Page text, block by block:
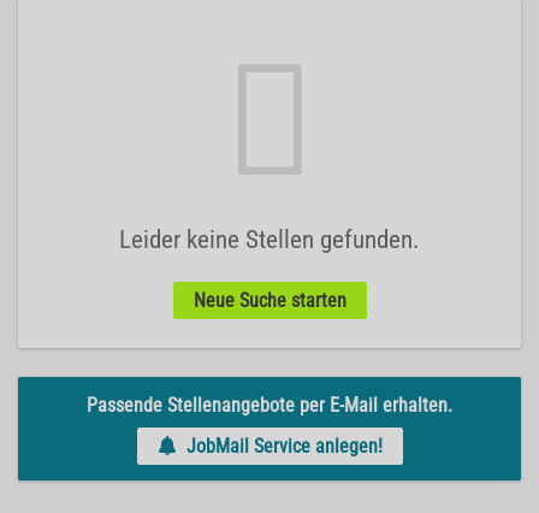
Leider keine Stellen gefunden.
Neue Suche starten
Passende Stellenangebote per E-Mail erhalten.
JobMail Service anlegen!